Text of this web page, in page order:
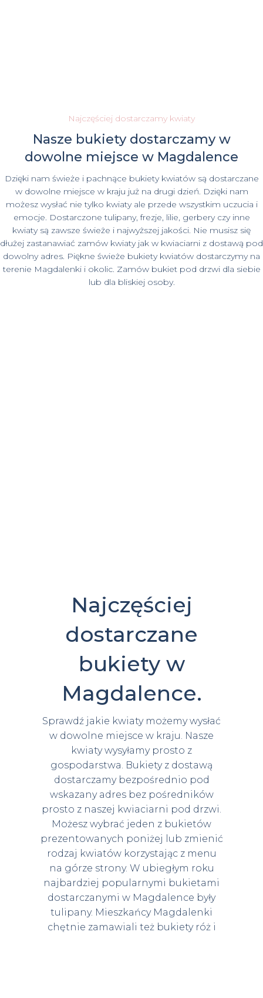
Najczęściej dostarczamy kwiaty
Nasze bukiety dostarczamy w
dowolne miejsce w Magdalence
Dzięki nam świeże i pachnące bukiety kwiatów są dostarczane
w dowolne miejsce w kraju już na drugi dzień. Dzięki nam
możesz wysłać nie tylko kwiaty ale przede wszystkim uczucia i
emocje. Dostarczone tulipany, frezje, lilie, gerbery czy inne
kwiaty są zawsze świeże i najwyższej jakości. Nie musisz się
dłużej zastanawiać zamów kwiaty jak w kwiaciarni z dostawą pod
dowolny adres. Piękne świeże bukiety kwiatów dostarczymy na
terenie Magdalenki i okolic. Zamów bukiet pod drzwi dla siebie
lub dla bliskiej osoby.
Najczęściej
dostarczane
bukiety w
Magdalence.
Sprawdź jakie kwiaty możemy wysłać
w dowolne miejsce w kraju. Nasze
kwiaty wysyłamy prosto z
gospodarstwa. Bukiety z dostawą
dostarczamy bezpośrednio pod
wskazany adres bez pośredników
prosto z naszej kwiaciarni pod drzwi.
Możesz wybrać jeden z bukietów
prezentowanych poniżej lub zmienić
rodzaj kwiatów korzystając z menu
na górze strony. W ubiegłym roku
najbardziej popularnymi bukietami
dostarczanymi w Magdalence były
tulipany. Mieszkańcy Magdalenki
chętnie zamawiali też bukiety róż i